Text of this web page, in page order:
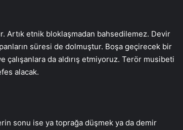
Artık etnik bloklaşmadan bahsedilemez. Devir
süresi de dolmuştur. Boşa geçirecek bir
da aldırış etmiyoruz. Terör musibeti
alacak.
sonu ise ya toprağa düşmek ya da demir